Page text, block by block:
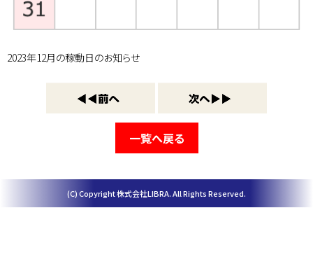
2023年12月の稼動日のお知らせ
一覧へ戻る
(C) Copyright 株式会社LIBRA. All Rights Reserved.